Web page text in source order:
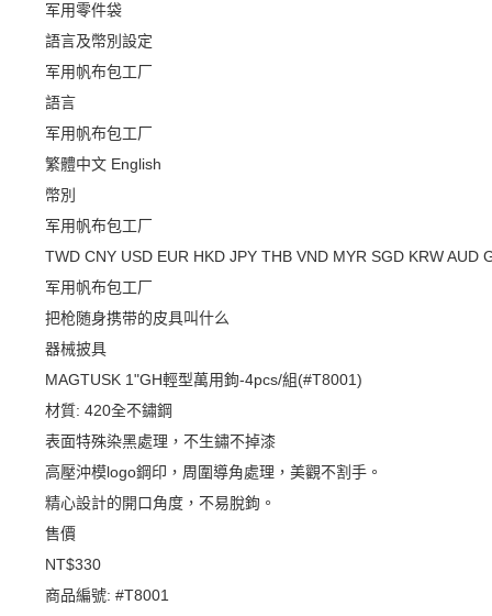
军用零件袋
語言及幣別設定
军用帆布包工厂
語言
军用帆布包工厂
繁體中文 English
幣別
军用帆布包工厂
TWD CNY USD EUR HKD JPY THB VND MYR SGD KRWAUD
军用帆布包工厂
把枪随身携带的皮具叫什么
器械披具
MAGTUSK 1"GH輕型萬用鉤-4pcs/組(#T8001)
材質: 420全不鏽鋼
表面特殊染黑處理，不生鏽不掉漆
高壓沖模logo鋼印，周圍導角處理，美觀不割手。
精心設計的開口角度，不易脫鉤。
售價
NT$330
商品編號: #T8001